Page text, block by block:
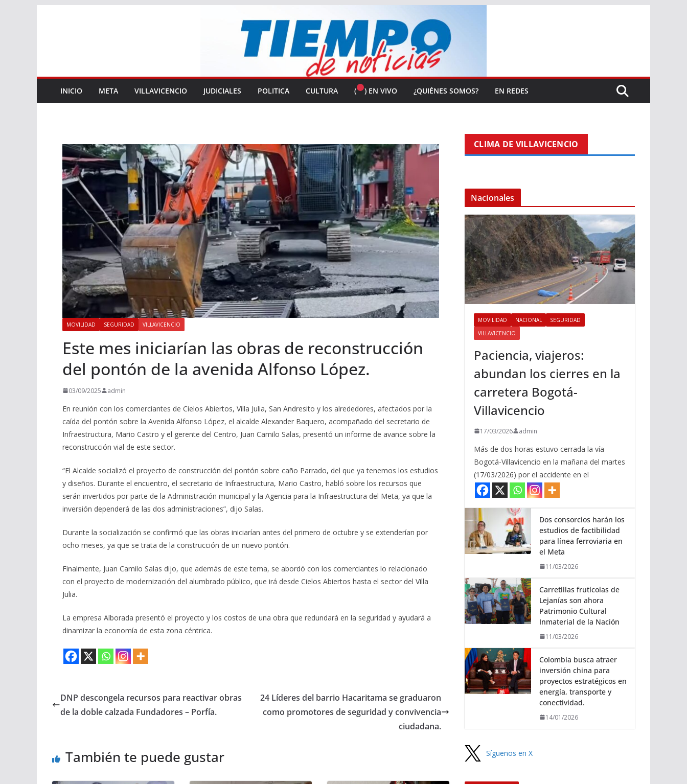
INICIO META VILLAVICENCIO JUDICIALES POLITICA CULTURA ( ) EN VIVO ¿QUIÉNES SOMOS? EN REDES
MOVILIDAD SEGURIDAD VILLAVICENCIO
Este mes iniciarían las obras de reconstrucción
del pontón de la avenida Alfonso López.
03/09/2025 admin
En reunión con los comerciantes de Cielos Abiertos, Villa Julia, San Andresito y los alrededores, afectados por la
caída del pontón sobre la Avenida Alfonso López, el alcalde Alexander Baquero, acompañado del secretario de
Infraestructura, Mario Castro y el gerente del Centro, Juan Camilo Salas, presentó un informe de avance sobre la
reconstrucción vial de este sector.
“El Alcalde socializó el proyecto de construcción del pontón sobre caño Parrado, del que ya tenemos los estudios
y diseños. Durante el encuentro, el secretario de Infraestructura, Mario Castro, habló sobre los recursos que
serán invertidos por parte de la Administración municipal y la Agencia para la Infraestructura del Meta, ya que la
inversión dependerá de las dos administraciones”, dijo Salas.
Durante la socialización se confirmó que las obras iniciarían antes del primero de octubre y se extenderían por
ocho meses, ya que se trata de la construcción de un nuevo pontón.
Finalmente, Juan Camilo Salas dijo, que además de este tema, se abordó con los comerciantes lo relacionado
con el proyecto de modernización del alumbrado público, que irá desde Cielos Abiertos hasta el sector del Villa
Julia.
La empresa Alborada presentó el proyecto y los costos de una obra que redundará en la seguridad y ayudará a
dinamizar la economía de esta zona céntrica.
DNP descongela recursos para reactivar obras
de la doble calzada Fundadores – Porfía.
24 Líderes del barrio Hacaritama se graduaron
como promotores de seguridad y convivencia
ciudadana.
También te puede gustar
CLIMA DE VILLAVICENCIO
Nacionales
MOVILIDAD NACIONAL
SEGURIDAD
VILLAVICENCIO
Paciencia, viajeros:
abundan los cierres en la
carretera Bogotá-
Villavicencio
17/03/2026 admin
Más de dos horas estuvo cerrada la vía
Bogotá-Villavicencio en la mañana del martes
(17/03/2026) por el accidente en el
Dos consorcios harán los
estudios de factibilidad
para línea ferroviaria en
el Meta
11/03/2026
Carretillas frutícolas de
Lejanías son ahora
Patrimonio Cultural
Inmaterial de la Nación
11/03/2026
Colombia busca atraer
inversión china para
proyectos estratégicos en
energía, transporte y
conectividad.
14/01/2026
Síguenos en X